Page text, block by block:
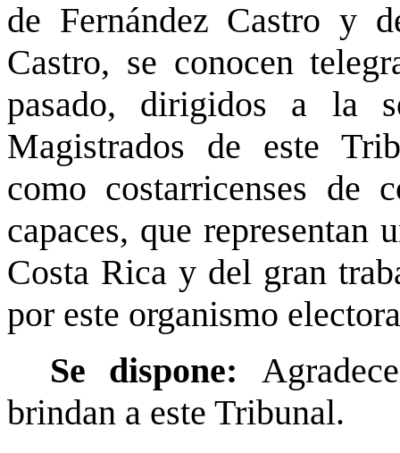
de Fernández Castro y
Castro, se conocen
pasado, dirigidos a la
Magistrados de este
como costarricenses de
capaces, que representan
Costa Rica y del gran
por este organismo
Se dispone:
brindan a este Tribunal.